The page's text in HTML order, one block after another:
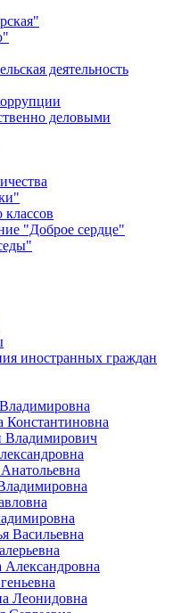
деятельность
деловыми
"Доброе сердце"
иностранных граждан
Константиновна
Васильевна
Леонидовна